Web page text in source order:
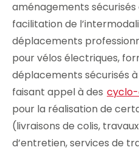
aménagements
facilitation de
déplacements
pour vélos électriques,
déplacements sécurisés
faisant appel à des
pour la réalisation de
(livraisons de colis,
d’entretien, services de